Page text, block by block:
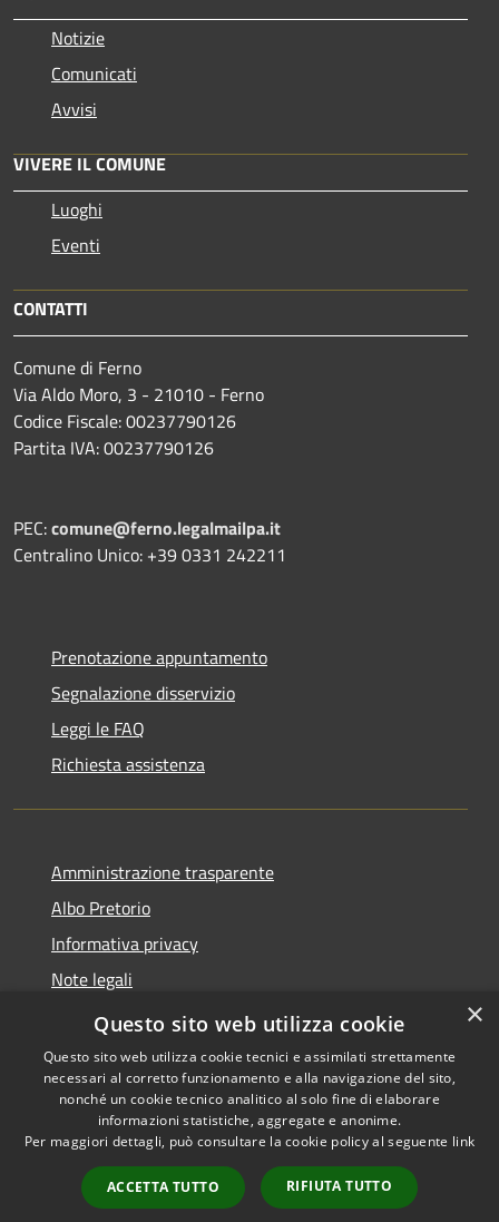
Notizie
Comunicati
Avvisi
VIVERE IL COMUNE
Luoghi
Eventi
CONTATTI
Comune di Ferno
Via Aldo Moro, 3 - 21010 - Ferno
Codice Fiscale: 00237790126
Partita IVA: 00237790126
PEC:comune@ferno.legalmailpa.it
Centralino Unico: +39 0331 242211
Prenotazione appuntamento
Segnalazione disservizio
Leggi le FAQ
Richiesta assistenza
Amministrazione trasparente
Albo Pretorio
Informativa privacy
Note legali
Dichiarazione di accessibilità
Accessibilità
Copyright © 2026 • Comune di
Ferno • Powered by
Municipium•
Accesso
redazione
×
Questo sito web utilizza cookie
Questo sito web utilizza cookie tecnici e assimilati strettamente
necessari al corretto funzionamento e alla navigazione del sito,
nonché un cookie tecnico analitico al solo fine di elaborare
informazioni statistiche, aggregate e anonime.
Per maggiori dettagli, può consultare la cookie policy al seguente link
ACCETTA TUTTO RIFIUTA TUTTO